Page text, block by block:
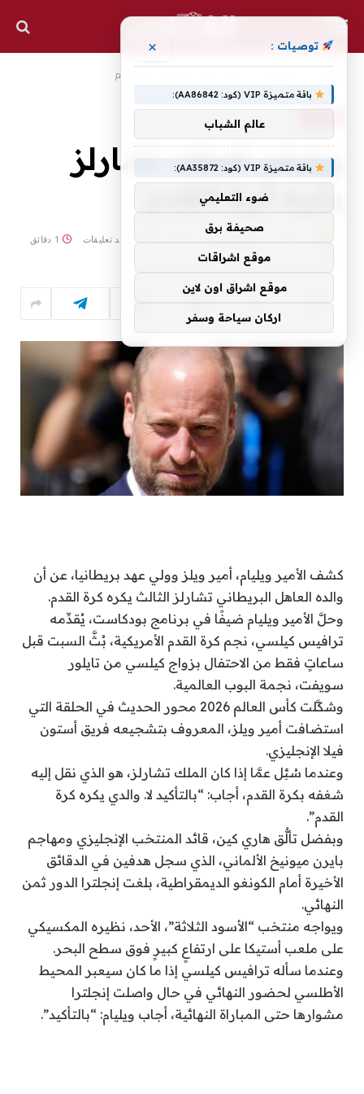
ويليام: الملك تشارلز يكره كرة القدم
ويليام: الملك تشارلز
يكره كرة القدم
لا توجد تعليقات 1 دقائق
كشف الأمير ويليام، أمير ويلز وولي عهد بريطانيا، عن أن
والده العاهل البريطاني تشارلز الثالث يكره كرة القدم.
وحلَّ الأمير ويليام ضيفًا في برنامج بودكاست، يُقدِّمه
ترافيس كيلسي، نجم كرة القدم الأمريكية، بُثَّ السبت قبل
ساعاتٍ فقط من الاحتفال بزواج كيلسي من تايلور
سويفت، نجمة البوب العالمية.
وشكَّلت كأس العالم 2026 محور الحديث في الحلقة التي
استضافت أمير ويلز، المعروف بتشجيعه فريق أستون
فيلا الإنجليزي.
وعندما سُئِل عمَّا إذا كان الملك تشارلز، هو الذي نقل إليه
شغفه بكرة القدم، أجاب: “بالتأكيد لا. والدي يكره كرة
القدم”.
وبفضل تألُّق هاري كين، قائد المنتخب الإنجليزي ومهاجم
بايرن ميونيخ الألماني، الذي سجل هدفين في الدقائق
الأخيرة أمام الكونغو الديمقراطية، بلغت إنجلترا الدور ثمن
النهائي.
ويواجه منتخب “الأسود الثلاثة”، الأحد، نظيره المكسيكي
على ملعب أستيكا على ارتفاعٍ كبيرٍ فوق سطح البحر.
وعندما سأله ترافيس كيلسي إذا ما كان سيعبر المحيط
الأطلسي لحضور النهائي في حال واصلت إنجلترا
مشوارها حتى المباراة النهائية، أجاب ويليام: “بالتأكيد”.
توصيات : ×
باقة متميزة VIP (كود: AA86842):
عالم الشباب
باقة متميزة VIP (كود: AA35872):
ضوء التعليمي
صحيفة برق
موقع اشراقات
موقع اشراق اون لاين
اركان سياحة وسفر